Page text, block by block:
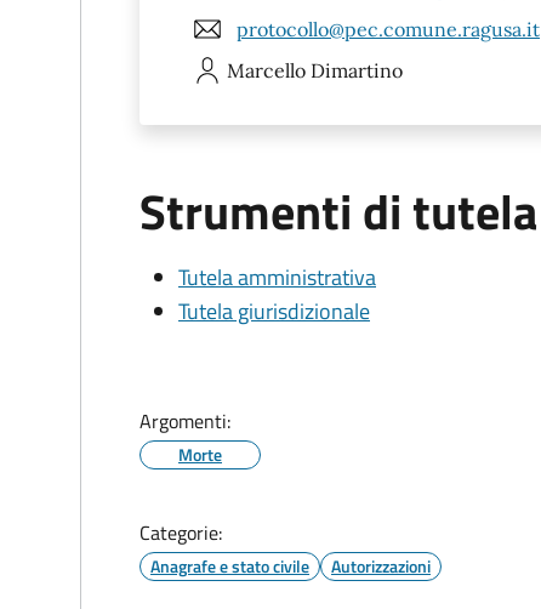
protocollo@pec.comune.ragusa.it
Marcello Dimartino
Strumenti di tutela
Tutela amministrativa
Tutela giurisdizionale
Argomenti:
Morte
Categorie:
Anagrafe e stato civile Autorizzazioni